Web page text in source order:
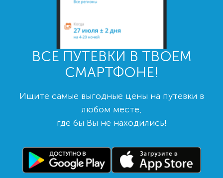
ВСЕ ПУТЕВКИ В ТВОЕМ
СМАРТФОНЕ!
Ищите самые выгодные цены на путевки в
любом месте,
где бы Вы не находились!